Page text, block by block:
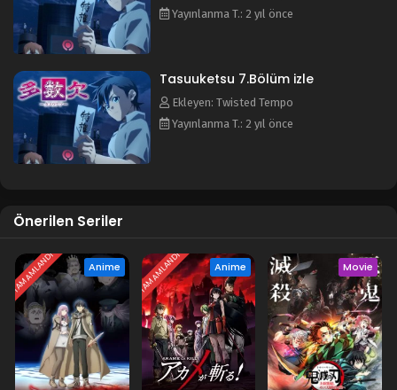
Yayınlanma T.: 2 yıl önce
Tasuuketsu 7.Bölüm izle
Ekleyen: Twisted Tempo
Yayınlanma T.: 2 yıl önce
Önerilen Seriler
TAMAMLANDI Anime TAMAMLANDI Anime Movie